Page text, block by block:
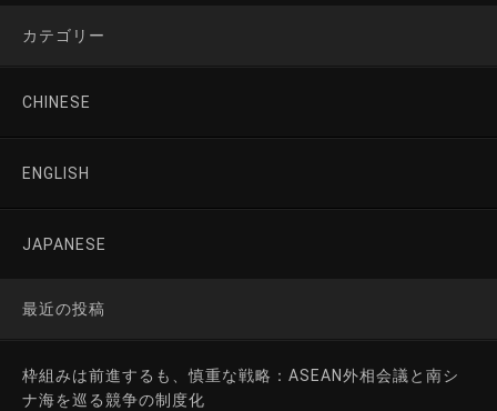
カテゴリー
CHINESE
ENGLISH
JAPANESE
最近の投稿
枠組みは前進するも、慎重な戦略：ASEAN外相会議と南シ
ナ海を巡る競争の制度化